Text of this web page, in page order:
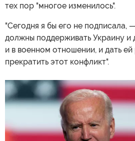
тех пор "многое изменилось".
"Сегодня я бы его не
должны поддерживать Украину и
и в военном отношении, и дать ей
прекратить этот конфликт".